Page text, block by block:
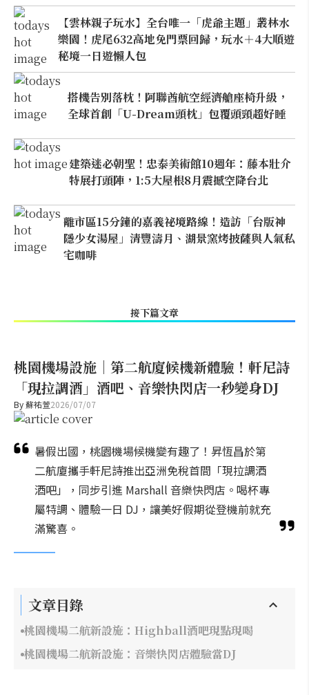
【雲林親子玩水】全台唯一「虎爺主題」叢林水
樂園！虎尾632高地免門票回歸，玩水＋4大順遊
秘境一日遊懶人包
搭機告別落枕！阿聯酋航空經濟艙座椅升級，
全球首創「U-Dream頭枕」包覆頭頸超好睡
建築迷必朝聖！忠泰美術館10週年：藤本壯介
特展打頭陣，1:5大屋根8月震撼空降台北
離市區15分鐘的嘉義祕境路線！造訪「台版神
隱少女湯屋」清豐濤月、湖景窯烤披薩與人氣私
宅咖啡
接下篇文章
桃園機場設施｜第二航廈候機新體驗！軒尼詩
「現拉調酒」酒吧、音樂快閃店一秒變身DJ
By蘇祐萱2026/07/07
暑假出國，桃園機場候機變有趣了！昇恆昌於第
二航廈攜手軒尼詩推出亞洲免稅首間「現拉調酒
酒吧」，同步引進 Marshall 音樂快閃店。喝杯專
屬特調、體驗一日 DJ，讓美好假期從登機前就充
滿驚喜。
文章目錄
桃園機場二航新設施：Highball酒吧現點現喝
桃園機場二航新設施：音樂快閃店體驗當DJ